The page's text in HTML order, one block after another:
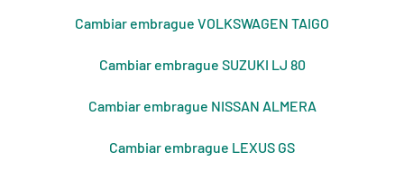
Cambiar embrague VOLKSWAGEN TAIGO
Cambiar embrague SUZUKI LJ 80
Cambiar embrague NISSAN ALMERA
Cambiar embrague LEXUS GS